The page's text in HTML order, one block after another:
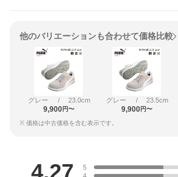
他のバリエーションも合わせて価格比較
グレー / 23.0cm
9,900円〜
グレー / 23.5cm
9,900円〜
※ 価格は中古価格を含む表示です。
4.27
5